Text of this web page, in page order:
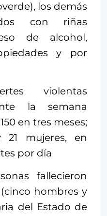
los demás
con riñas
de alcohol,
y por
violentas
la semana
en tres meses;
21 mujeres, en
por día
fallecieron
hombres y
del Estado de